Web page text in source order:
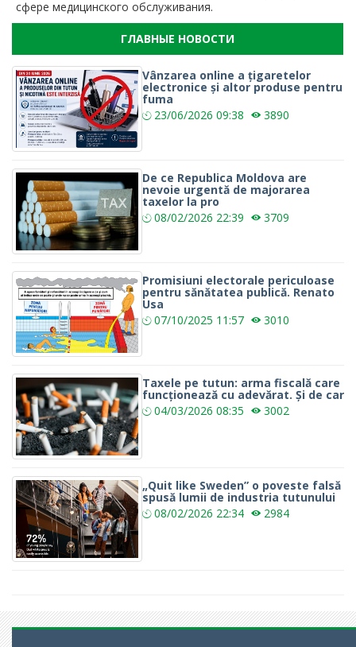
сфере медицинского обслуживания.
ГЛАВНЫЕ НОВОСТИ
Vânzarea online a țigaretelor
electronice și altor produse pentru
fuma
23/06/2026 09:38 3890
De ce Republica Moldova are
nevoie urgentă de majorarea
taxelor la pro
08/02/2026 22:39 3709
Promisiuni electorale periculoase
pentru sănătatea publică. Renato
Usa
07/10/2025 11:57 3010
Taxele pe tutun: arma fiscală care
funcționează cu adevărat. Și de car
04/03/2026 08:35 3002
„Quit like Sweden” o poveste falsă
spusă lumii de industria tutunului
08/02/2026 22:34 2984